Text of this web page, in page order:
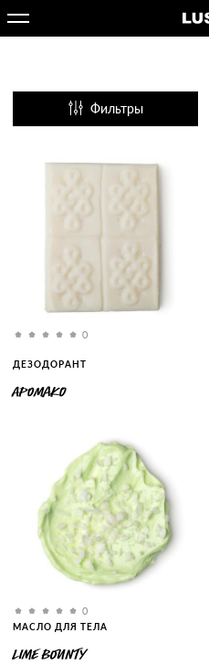
Фильтры
0
ДЕЗОДОРАНТ
АРОМАКО
0
МАСЛО ДЛЯ ТЕЛА
LIME BOUNTY